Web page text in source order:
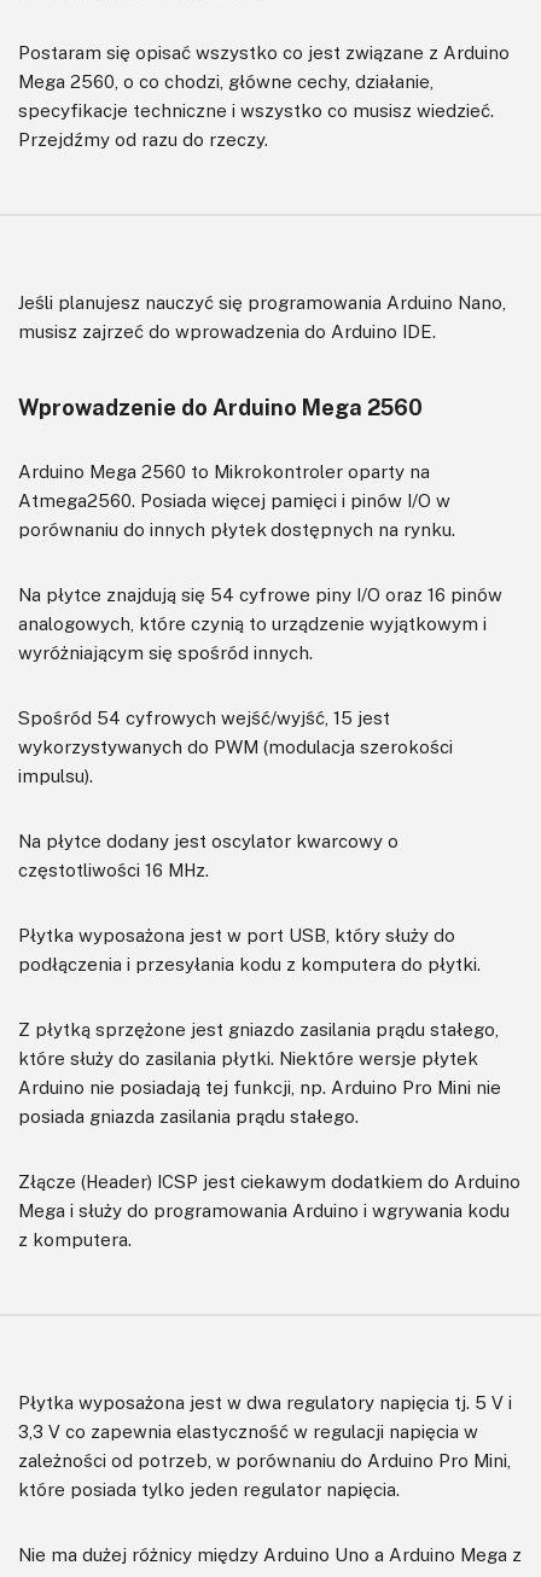
Postaram się opisać wszystko co jest związane z Arduino
Mega 2560, o co chodzi, główne cechy, działanie,
specyfikacje techniczne i wszystko co musisz wiedzieć.
Przejdźmy od razu do rzeczy.
Jeśli planujesz nauczyć się programowania Arduino Nano,
musisz zajrzeć do wprowadzenia do Arduino IDE.
Wprowadzenie do Arduino Mega 2560
Arduino Mega 2560 to Mikrokontroler oparty na
Atmega2560. Posiada więcej pamięci i pinów I/O w
porównaniu do innych płytek dostępnych na rynku.
Na płytce znajdują się 54 cyfrowe piny I/O oraz 16 pinów
analogowych, które czynią to urządzenie wyjątkowym i
wyróżniającym się spośród innych.
Spośród 54 cyfrowych wejść/wyjść, 15 jest
wykorzystywanych do PWM (modulacja szerokości
impulsu).
Na płytce dodany jest oscylator kwarcowy o
częstotliwości 16 MHz.
Płytka wyposażona jest w port USB, który służy do
podłączenia i przesyłania kodu z komputera do płytki.
Z płytką sprzężone jest gniazdo zasilania prądu stałego,
które służy do zasilania płytki. Niektóre wersje płytek
Arduino nie posiadają tej funkcji, np. Arduino Pro Mini nie
posiada gniazda zasilania prądu stałego.
Złącze (Header) ICSP jest ciekawym dodatkiem do Arduino
Mega i służy do programowania Arduino i wgrywania kodu
z komputera.
Płytka wyposażona jest w dwa regulatory napięcia tj. 5 V i
3,3 V co zapewnia elastyczność w regulacji napięcia w
zależności od potrzeb, w porównaniu do Arduino Pro Mini,
które posiada tylko jeden regulator napięcia.
Nie ma dużej różnicy między Arduino Uno a Arduino Mega z